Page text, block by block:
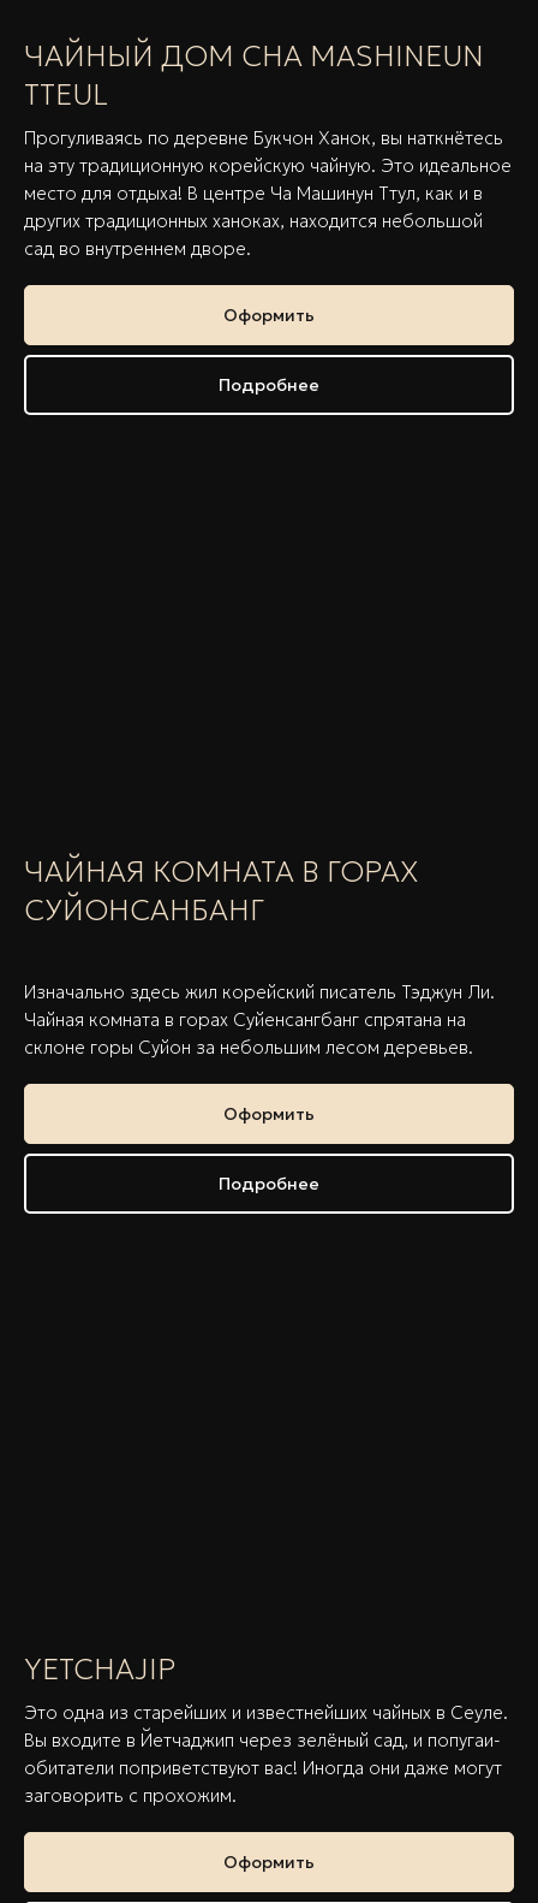
ЧАЙНЫЙ ДОМ CHA MASHINEUN
TTEUL
Прогуливаясь по деревне Букчон Ханок, вы наткнётесь
на эту традиционную корейскую чайную. Это идеальное
место для отдыха! В центре Ча Машинун Ттул, как и в
других традиционных ханоках, находится небольшой
сад во внутреннем дворе.
Оформить
Подробнее
ЧАЙНАЯ КОМНАТА В ГОРАХ
СУЙОНСАНБАНГ
Изначально здесь жил корейский писатель Тэджун Ли.
Чайная комната в горах Суйенсангбанг спрятана на
склоне горы Суйон за небольшим лесом деревьев.
Оформить
Подробнее
YETCHAJIP
Это одна из старейших и известнейших чайных в Сеуле.
Вы входите в Йетчаджип через зелёный сад, и попугаи-
обитатели поприветствуют вас! Иногда они даже могут
заговорить с прохожим.
Оформить